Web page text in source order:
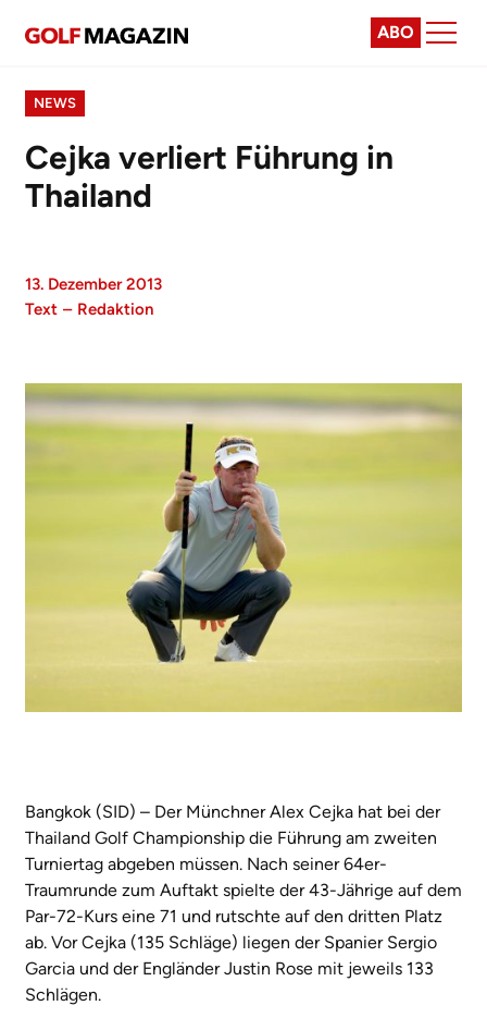
ABO
NEWS
Cejka verliert Führung in
Thailand
13. Dezember 2013
Text – Redaktion
Bangkok (SID) – Der Münchner Alex Cejka hat bei der
Thailand Golf Championship die Führung am zweiten
Turniertag abgeben müssen. Nach seiner 64er-
Traumrunde zum Auftakt spielte der 43-Jährige auf dem
Par-72-Kurs eine 71 und rutschte auf den dritten Platz
ab. Vor Cejka (135 Schläge) liegen der Spanier Sergio
Garcia und der Engländer Justin Rose mit jeweils 133
Schlägen.